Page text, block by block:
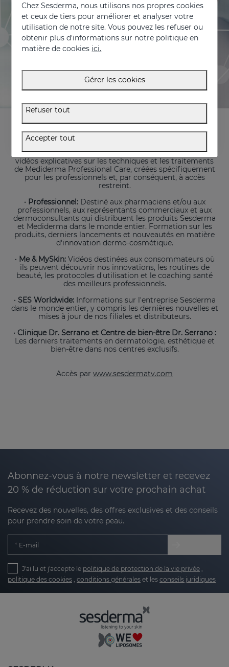
· Medical Academy
formation des professionnels de la santé par le biais de
vidéos explicatives sur les techniques et les traitements
de Mediderma Professional Care, créées spécifiquement
pour les professionnels et, par conséquent, à accès
restreint.
· Professionnel: Destiné aux pharmaciens et/ou aux
professionnels, aux représentants commerciaux et aux
dermoconsultants qui distribuent les produits Sesderma
et Mediderma dans le monde entier. Formation sur les
produits, derniers lancements et nouveautés en matière
d'innovation dermo-cosmétique.
· Me & MySkin: Vidéos destinées aux consommateurs où
ils peuvent découvrir nos innovations, les routines de
beauté, les protocoles d'utilisation et le coaching santé
des meilleurs professionnels.
· SES Worldwide: Informations sur l'entreprise Sesderma
dans le monde entier, y compris les dernières nouvelles et
mises à jour de nos filiales et distributeurs.
· Clinique Dr. Serrano et Centre de bien-être Dr. Serrano :
Les derniers traitements en dermatologie, esthétique et
bien-être dans nos centres exclusifs.
Accès par www.sesdermatv.com
Abonnez-vous à notre newsletter et recevez
20 % de réduction sur votre prochain achat
Recevez des nouvelles, des offres exclusives et des conseils
pour prendre soin de votre peau.
E-mail
J'ai lu et j'accepte le politique de protection de la vie privée
politique des cookies conditions générales et les conseils juridiques
Chez Sesderma, nous utilisons nos propres cookies
et ceux de tiers pour améliorer et analyser votre
utilisation de notre site. Vous pouvez les refuser ou
obtenir plus d'informations sur notre politique en
matière de cookies ici.
Gérer les cookies
Refuser tout
Accepter tout